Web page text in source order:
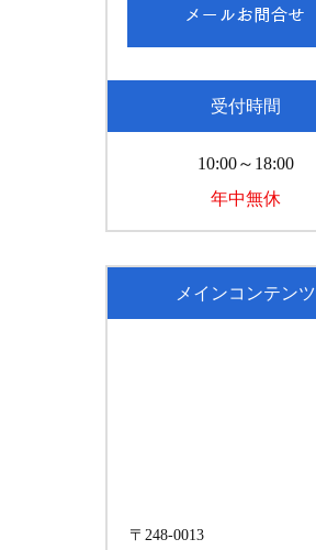
受付時間
10:00～18:00
年中無休
メインコンテンツ
〒248-0013